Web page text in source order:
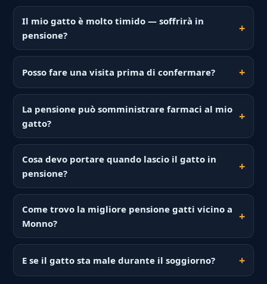
Il mio gatto è molto timido — soffrirà in
pensione?
Posso fare una visita prima di confermare?
La pensione può somministrare farmaci al mio
gatto?
Cosa devo portare quando lascio il gatto in
pensione?
Come trovo la migliore pensione gatti vicino a
Monno?
E se il gatto sta male durante il soggiorno?